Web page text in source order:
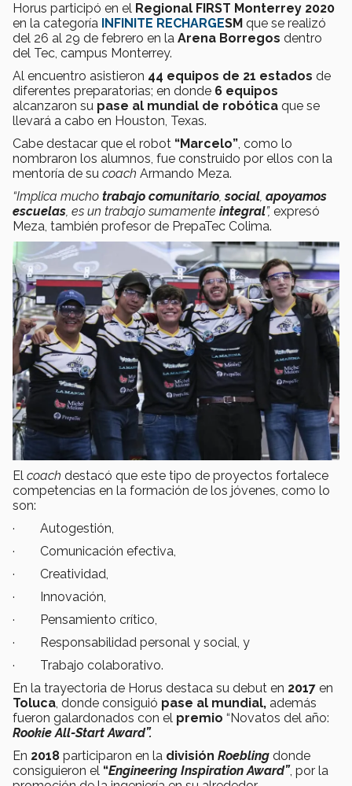
Horus participó en el Regional FIRST Monterrey 2020
en la categoría INFINITE RECHARGESM que se realizó
del 26 al 29 de febrero en la Arena Borregos dentro
del Tec, campus Monterrey.
Al encuentro asistieron 44 equipos de 21 estados de
diferentes preparatorias; en donde 6 equipos
alcanzaron su pase al mundial de robótica que se
llevará a cabo en Houston, Texas.
Cabe destacar que el robot “Marcelo”, como lo
nombraron los alumnos, fue construido por ellos con la
mentoría de su coach Armando Meza.
“Implica mucho trabajo comunitario,social, apoyamos
escuelas, es un trabajo sumamente integral”, expresó
Meza, también profesor de PrepaTec Colima.
El coach destacó que este tipo de proyectos fortalece
competencias en la formación de los jóvenes, como lo
son:
· Autogestión,
· Comunicación efectiva,
· Creatividad,
· Innovación,
· Pensamiento crítico,
· Responsabilidad personal y social, y
· Trabajo colaborativo.
En la trayectoria de Horus destaca su debut en 2017 en
Toluca , donde consiguió pase al mundial, además
fueron galardonados con el premio “Novatos del año:
Rookie All-Start Award”.
En 2018 participaron en la división Roebling donde
consiguieron el “Engineering Inspiration Award”, por la